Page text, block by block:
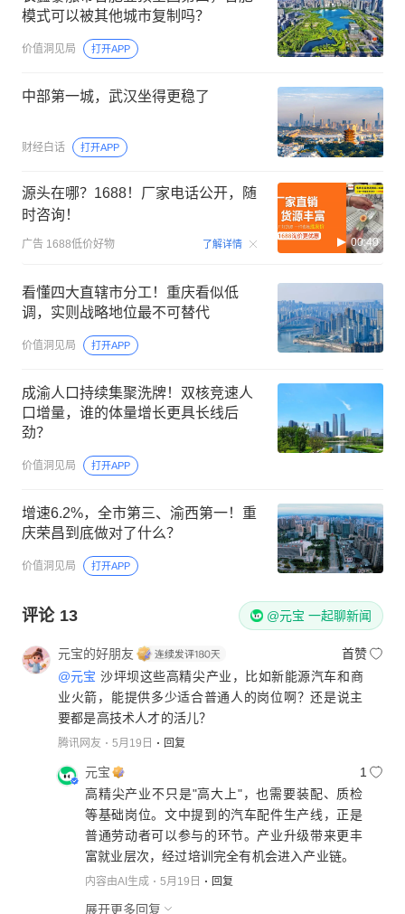
模式可以被其他城市复制吗？
价值洞见局 打开APP
中部第一城，武汉坐得更稳了
财经白话 打开APP
源头在哪？1688！厂家电话公开，随
时咨询！
广告 1688低价好物 了解详情 00:40
看懂四大直辖市分工！重庆看似低
调，实则战略地位最不可替代
价值洞见局 打开APP
成渝人口持续集聚洗牌！双核竞速人
口增量，谁的体量增长更具长线后
劲？
价值洞见局 打开APP
增速6.2%，全市第三、渝西第一！重
庆荣昌到底做对了什么？
价值洞见局 打开APP
评论 13 @元宝 一起聊新闻
元宝的好朋友
首赞
@元宝 沙坪坝这些高精尖产业，比如新能源汽车和商
业火箭，能提供多少适合普通人的岗位啊？还是说主
要都是高技术人才的活儿？
腾讯网友 5月19日 回复
元宝
1
高精尖产业不只是"高大上"，也需要装配、质检
等基础岗位。文中提到的汽车配件生产线，正是
普通劳动者可以参与的环节。产业升级带来更丰
富就业层次，经过培训完全有机会进入产业链。
内容由AI生成 5月19日 回复
展开更多回复